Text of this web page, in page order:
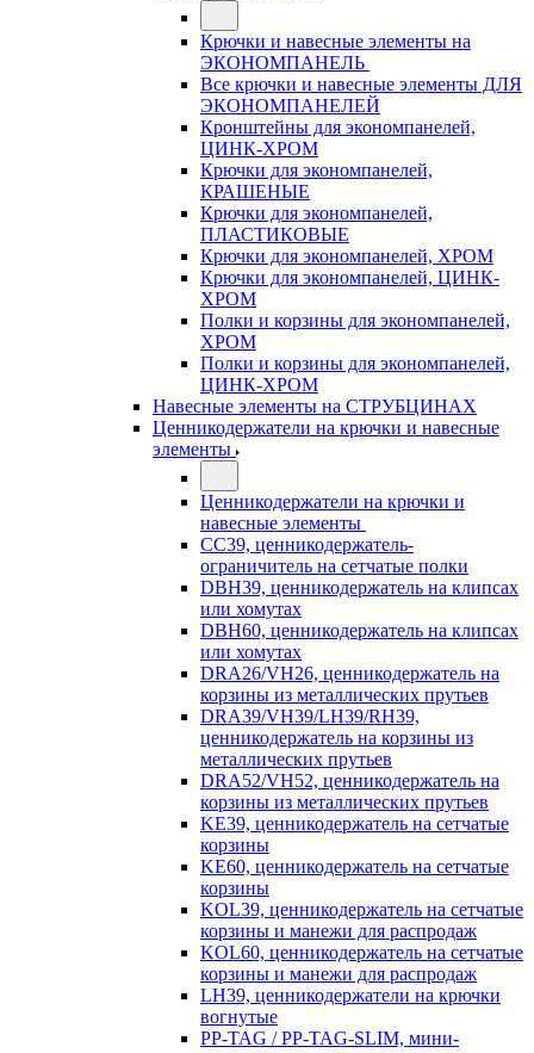
Крючки и навесные элементы на
ЭКОНОМПАНЕЛЬ
Все крючки и навесные элементы ДЛЯ
ЭКОНОМПАНЕЛЕЙ
Кронштейны для экономпанелей,
ЦИНК-ХРОМ
Крючки для экономпанелей,
КРАШЕНЫЕ
Крючки для экономпанелей,
ПЛАСТИКОВЫЕ
Крючки для экономпанелей, ХРОМ
Крючки для экономпанелей, ЦИНК-
ХРОМ
Полки и корзины для экономпанелей,
ХРОМ
Полки и корзины для экономпанелей,
ЦИНК-ХРОМ
Навесные элементы на СТРУБЦИНАХ
Ценникодержатели на крючки и навесные
элементы
Ценникодержатели на крючки и
навесные элементы
CC39, ценникодержатель-
ограничитель на сетчатые полки
DBH39, ценникодержатель на клипсах
или хомутах
DBH60, ценникодержатель на клипсах
или хомутах
DRA26/VH26, ценникодержатель на
корзины из металлических прутьев
DRA39/VH39/LH39/RH39,
ценникодержатель на корзины из
металлических прутьев
DRA52/VH52, ценникодержатель на
корзины из металлических прутьев
KE39, ценникодержатель на сетчатые
корзины
KE60, ценникодержатель на сетчатые
корзины
KOL39, ценникодержатель на сетчатые
корзины и манежи для распродаж
KOL60, ценникодержатель на сетчатые
корзины и манежи для распродаж
LH39, ценникодержатели на крючки
вогнутые
PP-TAG / PP-TAG-SLIM, мини-